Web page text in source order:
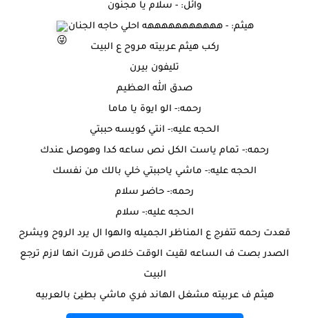
وائل: - سلام يا مجنون
هيثم: - هههههههههههه احلي حاجه الجنان
ركب هيثم عربيته مروح ع البيت
تليفون بيرن
صدق الله العظيم
رحمه:- الو ايوة يا ماما
الحجه عليه:- انتي كويسه حببتي
رحمه:- تمام ياست الكل نص ساعه كدا وهوصل عندك
الحجه عليه:- ماشي ياحببتي خلي بالك من نفسك
رحمه:- حاضر سلام
الحجه عليه:- سلام
قعدت رحمه تتفرج ع المناظر الجميله والهوا ال يرد الروح ويشرح
الصدر بصت ف الساعه لقيت الوقت خلاص قررت انها لازم ترجع
البيت
هيثم ف عربيته مشغل الهاند فري ماشي بطيئ بالعربيه